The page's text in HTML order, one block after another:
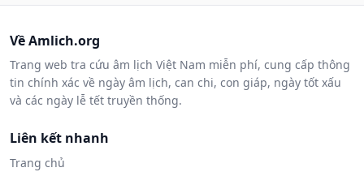
Về Amlich.org
Trang web tra cứu âm lịch Việt Nam miễn phí, cung cấp thông
tin chính xác về ngày âm lịch, can chi, con giáp, ngày tốt xấu
và các ngày lễ tết truyền thống.
Liên kết nhanh
Trang chủ